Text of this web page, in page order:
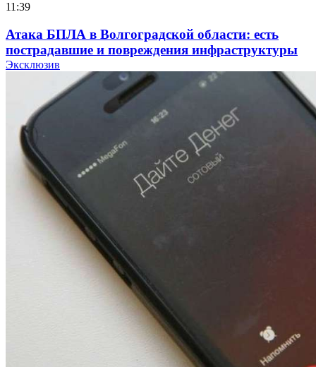
11:39
Атака БПЛА в Волгоградской области: есть
пострадавшие и повреждения инфраструктуры
Волгоградские вузы в топе зарплатного
рейтинга: ВолгГТУ и ВолгГМУ вошли в топ‑15
для химической отрасли и фармацевтики
18:39
В Красноармейском районе Волгограда стартует
конкурс на ремонт моста через Волго‑Донской
судоходный канал
Фестиваль #ТриЧетыре в Волгограде пройдёт
11–13 сентября в рамках Года единства народов
Эксклюзив